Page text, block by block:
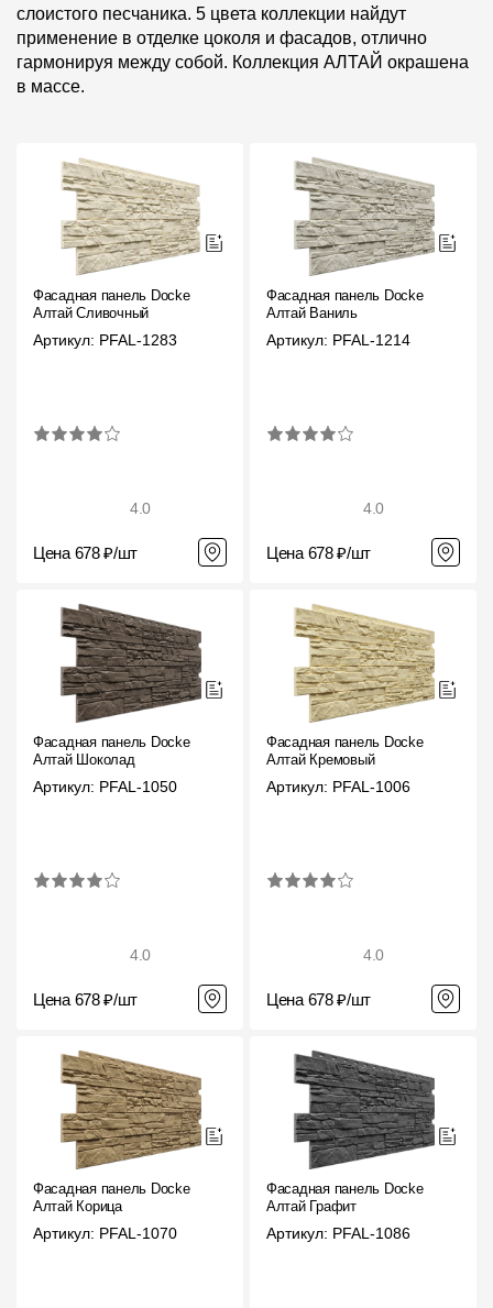
слоистого песчаника. 5 цвета коллекции найдут
применение в отделке цоколя и фасадов, отлично
гармонируя между собой. Коллекция АЛТАЙ окрашена
в массе.
Фасадная панель Docke
Алтай Сливочный
Артикул: PFAL-1283
4.0
Цена 678 ₽/шт
Фасадная панель Docke
Алтай Ваниль
Артикул: PFAL-1214
4.0
Цена 678 ₽/шт
Фасадная панель Docke
Алтай Шоколад
Артикул: PFAL-1050
4.0
Цена 678 ₽/шт
Фасадная панель Docke
Алтай Кремовый
Артикул: PFAL-1006
4.0
Цена 678 ₽/шт
Фасадная панель Docke
Алтай Корица
Артикул: PFAL-1070
Фасадная панель Docke
Алтай Графит
Артикул: PFAL-1086